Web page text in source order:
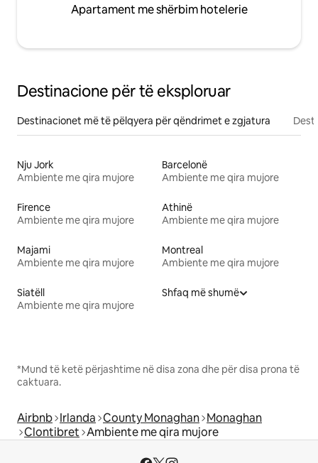
Apartament me shërbim hotelerie
Destinacione për të eksploruar
Destinacionet më të pëlqyera për qëndrimet e zgjatura
Nju Jork
Ambiente me qira mujore
Barcelonë
Ambiente me qira mujore
Firence
Ambiente me qira mujore
Athinë
Ambiente me qira mujore
Majami
Ambiente me qira mujore
Montreal
Ambiente me qira mujore
Siatëll
Ambiente me qira mujore
Shfaq më shumë
*Mund të ketë përjashtime në disa zona dhe për disa prona të
caktuara.
Airbnb Irlanda County Monaghan Monaghan
Clontibret Ambiente me qira mujore